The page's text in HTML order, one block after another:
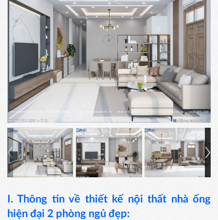
I. Thông tin về thiết kế nội thất nhà ống
hiện đại 2 phòng ngủ đẹp: